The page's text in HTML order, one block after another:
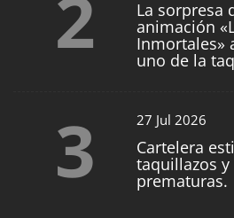
2 La sorpresa
animación
Inmortales»
uno de la
3 27 Jul 2026
Cartelera
taquillazos
prematuras.